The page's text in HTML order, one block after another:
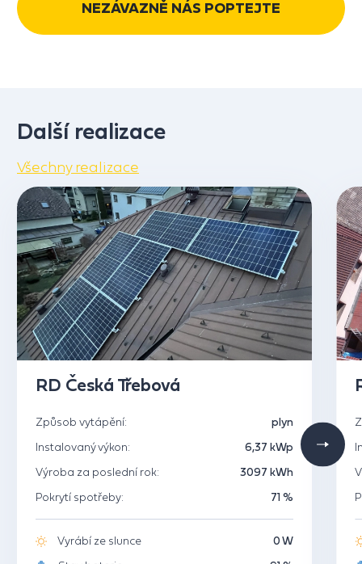
NEZÁVAZNĚ NÁS POPTEJTE
Další realizace
Všechny realizace
RD Česká Třebová
Způsob vytápění:
plyn
Instalovaný výkon:
6,37 kWp
Výroba za poslední rok:
3097 kWh
Pokrytí spotřeby:
71 %
Vyrábí ze slunce
0 W